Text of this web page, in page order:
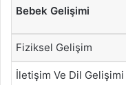
Bebek Gelişimi
Fiziksel Gelişim
İletişim Ve Dil Gelişimi